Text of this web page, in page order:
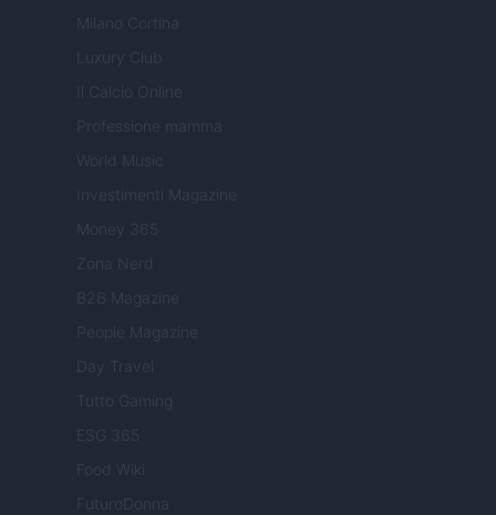
Milano Cortina
Luxury Club
Il Calcio Online
Professione mamma
World Music
Investimenti Magazine
Money 365
Zona Nerd
B2B Magazine
People Magazine
Day Travel
Tutto Gaming
ESG 365
Food Wiki
FuturoDonna